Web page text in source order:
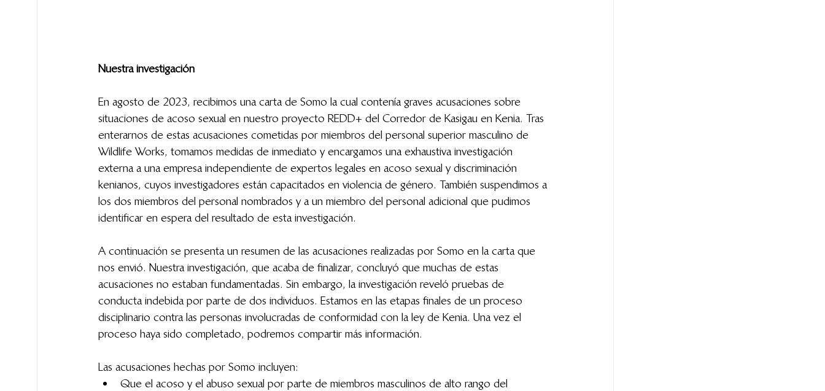
Nuestra investigación
En agosto de 2023, recibimos una carta de Somo la cual contenía graves acusaciones sobre
situaciones de acoso sexual en nuestro proyecto REDD+ del Corredor de Kasigau en Kenia. Tras
enterarnos de estas acusaciones cometidas por miembros del personal superior masculino de
Wildlife Works, tomamos medidas de inmediato y encargamos una exhaustiva investigación
externa a una empresa independiente de expertos legales en acoso sexual y discriminación
kenianos, cuyos investigadores están capacitados en violencia de género. También suspendimos a
los dos miembros del personal nombrados y a un miembro del personal adicional que pudimos
identificar en espera del resultado de esta investigación.
A continuación se presenta un resumen de las acusaciones realizadas por Somo en la carta que
nos envió. Nuestra investigación, que acaba de finalizar, concluyó que muchas de estas
acusaciones no estaban fundamentadas. Sin embargo, la investigación reveló pruebas de
conducta indebida por parte de dos individuos. Estamos en las etapas finales de un proceso
disciplinario contra las personas involucradas de conformidad con la ley de Kenia. Una vez el
proceso haya sido completado, podremos compartir más información.
Las acusaciones hechas por Somo incluyen:
Que el acoso y el abuso sexual por parte de miembros masculinos de alto rango del